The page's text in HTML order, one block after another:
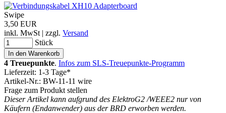
Swipe
3,50 EUR
inkl. MwSt | zzgl. Versand
Stück
4 Treuepunkte. Infos zum SLS-Treuepunkte-Programm
Lieferzeit: 1-3 Tage*
Artikel-Nr.: BW-11-11 wire
Frage zum Produkt stellen
Dieser Artikel kann aufgrund des ElektroG2 /WEEE2 nur von
Käufern (Endanwender) aus der BRD erworben werden.